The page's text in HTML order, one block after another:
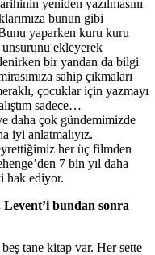
yeniden yazılmasını
bunun gibi
yaparken kuru kuru
ekleyerek
bir yandan da bilgi
sahip çıkmaları
çocuklar için yazmayı
sadece…
daha çok gündemimizde
iyi anlatmalıyız.
her üç filmden
7 bin yıl daha
hak ediyor.
bundan sonra
tane kitap var. Her sette